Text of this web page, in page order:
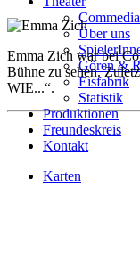
Über uns
Gören &
Eisfabrik
Statistik
Produktionen
Freundeskreis
Kontakt
Karten
Emma Zich war bei
Bühne zu sehen.
WIE...“.